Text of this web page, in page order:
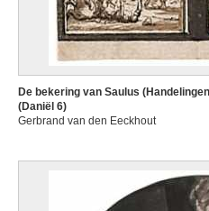
De bekering van Saulus
(Daniël 6)
Gerbrand van den Eeckhout